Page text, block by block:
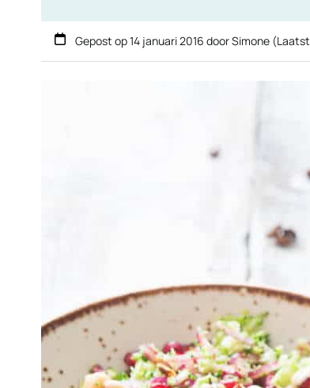
Gepost op14 januari 2016 doorSimone